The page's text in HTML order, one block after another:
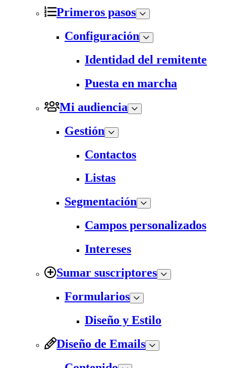
Primeros pasos
Configuración
Identidad del remitente
Puesta en marcha
Mi audiencia
Gestión
Contactos
Listas
Segmentación
Campos personalizados
Intereses
Sumar suscriptores
Formularios
Diseño y Estilo
Diseño de Emails